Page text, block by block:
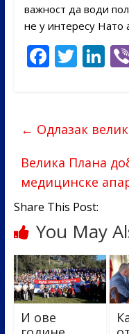
важност да води
не у интересу Нато
F
b
o
o
k
T
er
Li
e
n
← Одлазак
Велика Плана
медицинске
Share This Post:
You May
И ове